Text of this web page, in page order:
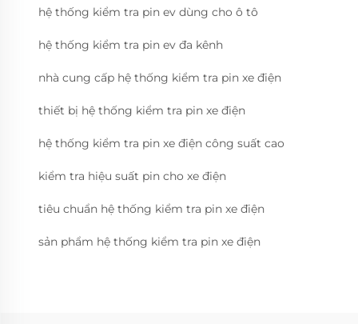
hệ thống kiểm tra pin ev dùng cho ô tô
hệ thống kiểm tra pin ev đa kênh
nhà cung cấp hệ thống kiểm tra pin xe điện
thiết bị hệ thống kiểm tra pin xe điện
hệ thống kiểm tra pin xe điện công suất cao
kiểm tra hiệu suất pin cho xe điện
tiêu chuẩn hệ thống kiểm tra pin xe điện
sản phẩm hệ thống kiểm tra pin xe điện